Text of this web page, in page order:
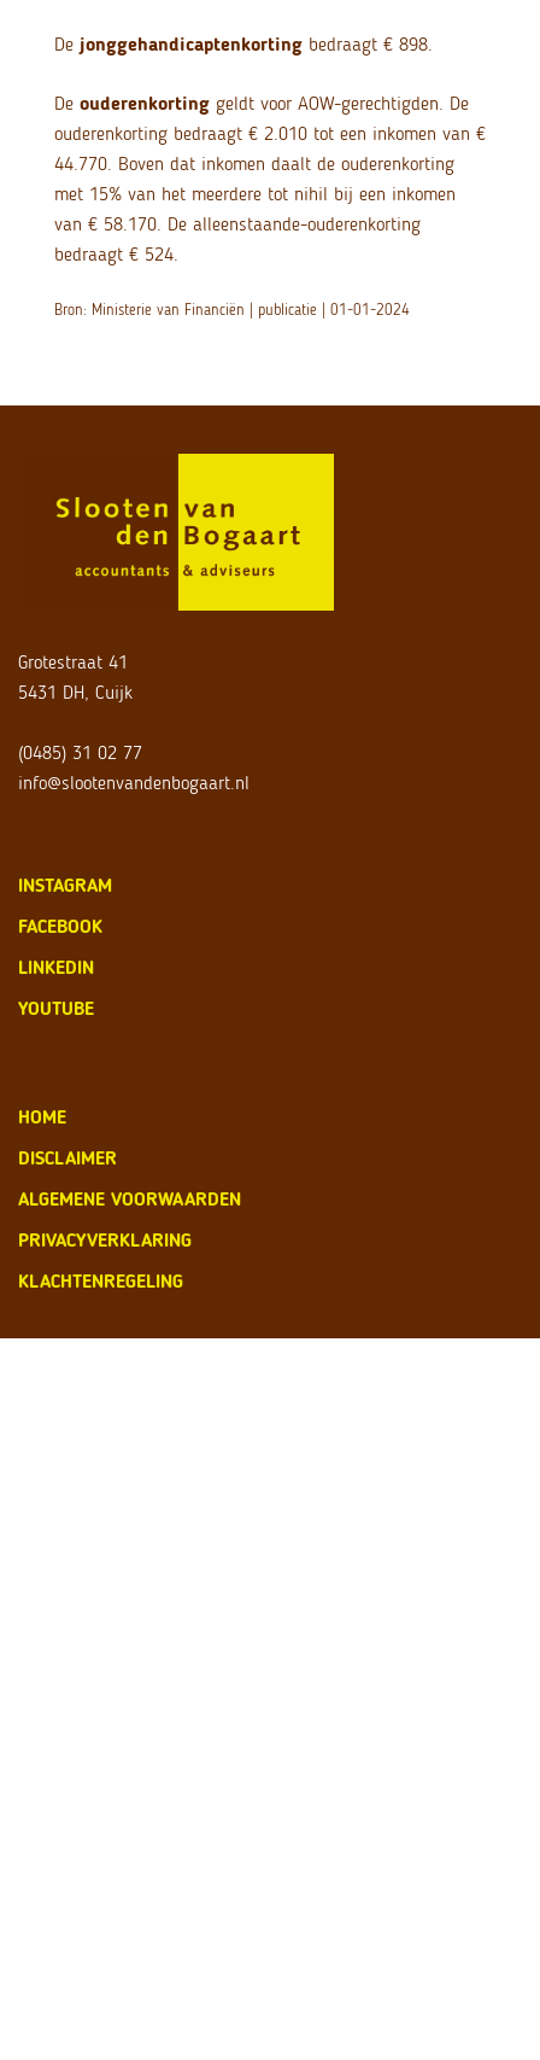
De jonggehandicaptenkortingbedraagt € 898.
De ouderenkortinggeldt voor AOW-gerechtigden. De
ouderenkorting bedraagt € 2.010 tot een inkomen van €
44.770. Boven dat inkomen daalt de ouderenkorting
met 15% van het meerdere tot nihil bij een inkomen
van € 58.170. De alleenstaande-ouderenkorting
bedraagt € 524.
Bron: Ministerie van Financiën | publicatie | 01-01-2024
Grotestraat 41
5431 DH, Cuijk
(0485) 31 02 77
info@slootenvandenbogaart.nl
INSTAGRAM
FACEBOOK
LINKEDIN
YOUTUBE
HOME
DISCLAIMER
ALGEMENE VOORWAARDEN
PRIVACYVERKLARING
KLACHTENREGELING